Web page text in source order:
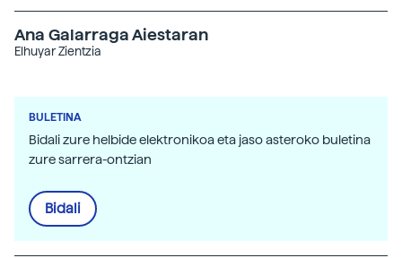
Ana Galarraga Aiestaran
Elhuyar Zientzia
BULETINA
Bidali zure helbide elektronikoa eta jaso asteroko buletina
zure sarrera-ontzian
Bidali